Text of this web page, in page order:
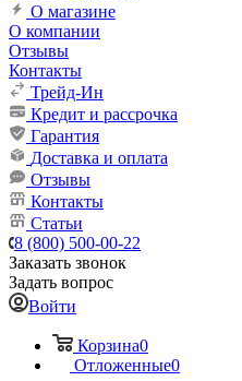
О магазине
О компании
Отзывы
Контакты
Трейд-Ин
Кредит и рассрочка
Гарантия
Доставка и оплата
Отзывы
Контакты
Статьи
8 (800) 500-00-22
Заказать звонок
Задать вопрос
Войти
Корзина0
Отложенные0